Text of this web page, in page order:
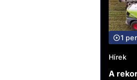
1
Hírek
A